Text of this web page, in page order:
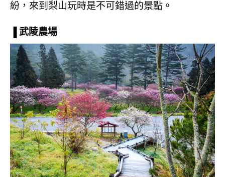
紛，來到梨山玩時是不可錯過的景點。
▐ 武陵農場